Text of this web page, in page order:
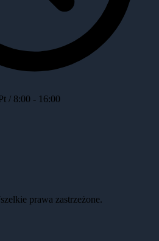
/ 8:00 - 16:00
prawa zastrzeżone.